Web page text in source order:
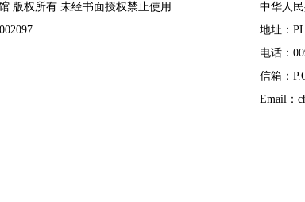
版权所有 未经书面授权禁止使用
中华人
地址：
电话：
信箱：
Email：